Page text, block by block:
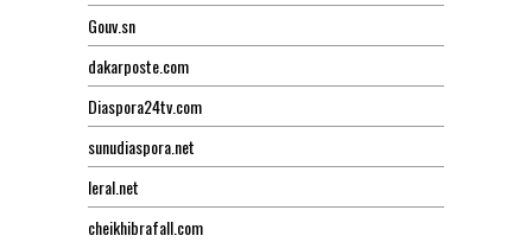
Gouv.sn
dakarposte.com
Diaspora24tv.com
sunudiaspora.net
leral.net
cheikhibrafall.com